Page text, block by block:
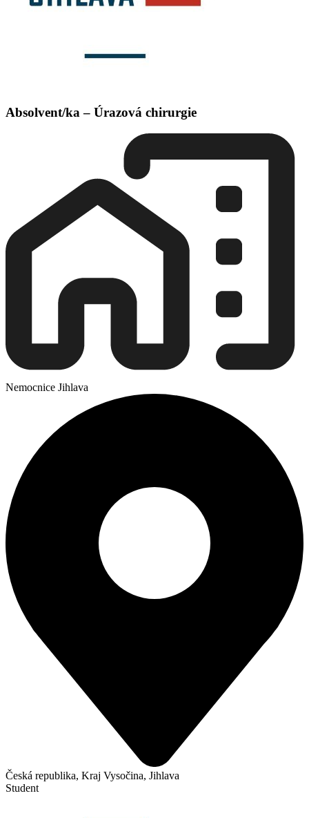
Absolvent/ka – Úrazová chirurgie
Nemocnice Jihlava
Česká republika, Kraj Vysočina, Jihlava
Student